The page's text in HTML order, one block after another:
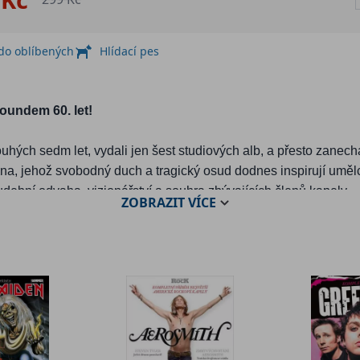
oblíbených Hlídací pes
60. let!
sedm let, vydali jen šest studiových alb, a přesto
jehož svobodný duch a tragický osud dodnes inspirují
odvaha, vizionářství a souhra zbývajících členů kapely
improvizace a poezie pronikaly do lidské duše a dokázaly
plné psychedelických vizí, jindy neúprosně pravdivé. Na
než padesáti lety přispěla Morrisonova předčasná smrt.
Zatímco se schyluje k bouři, dveře vnímání čekají.
ZOBRAZITVÍCE